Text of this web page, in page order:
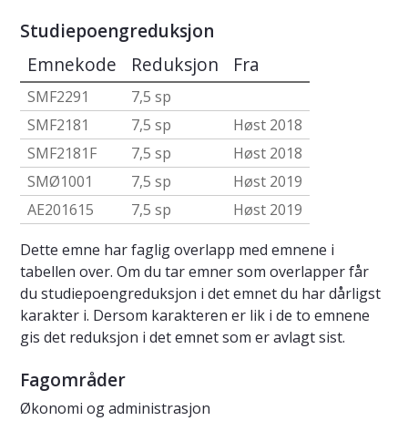
Studiepoengreduksjon
Emnekode Reduksjon Fra
SMF2291
7,5 sp
SMF2181
7,5 sp
Høst 2018
SMF2181F
7,5 sp
Høst 2018
SMØ1001
7,5 sp
Høst 2019
AE201615
7,5 sp
Høst 2019
Dette emne har faglig overlapp med emnene i
tabellen over. Om du tar emner som overlapper får
du studiepoengreduksjon i det emnet du har dårligst
karakter i. Dersom karakteren er lik i de to emnene
gis det reduksjon i det emnet som er avlagt sist.
Fagområder
Økonomi og administrasjon